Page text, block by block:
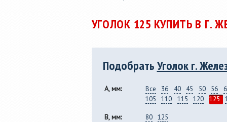
резке рулонной стали
толщиной от 0,25 до 8,0 мм,
полки от
сп 5,
УГОЛОК 125 КУПИТЬ В Г.
ПодобратьУголок г.
A, мм: Все 36 40 45 50 56
105
110 115 120 125
B, мм: 80 125